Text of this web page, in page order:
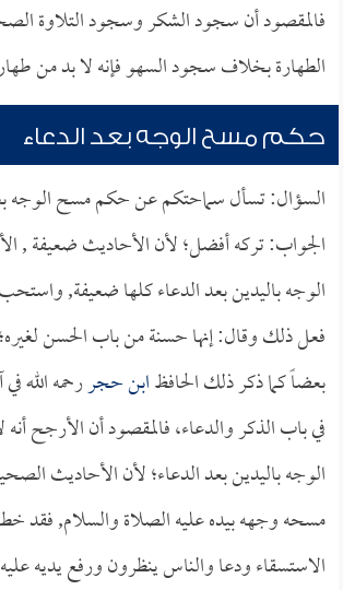
فالمقصود أن سجود الشكر وسجود التلاوة
الطهارة بخلاف سجود السهو فإنه لا بد من
حكم مسح الوجه بعد الدعاء
السؤال: تسأل سماحتكم عن حكم مسح الوجه
الجواب: تركه أفضل؛ لأن الأحاديث ضعيفة ,
الوجه باليدين بعد الدعاء كلها ضعيفة,
فعل ذلك وقال: إنها حسنة من باب الحسن
بعضاً كما ذكر ذلك الحافظابن حجررحمه الله
في باب الذكر والدعاء، فالمقصود أن الأرجح
الوجه باليدين بعد الدعاء؛ لأن الأحاديث
مسحه وجهه بيده عليه الصلاة والسلام, فقد
الاستسقاء ودعا والناس ينظرون ورفع يديه